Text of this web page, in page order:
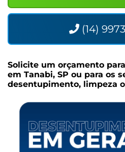
(14)
Solicite um orçamento para
em Tanabi, SP ou para os
desentupimento, limpeza